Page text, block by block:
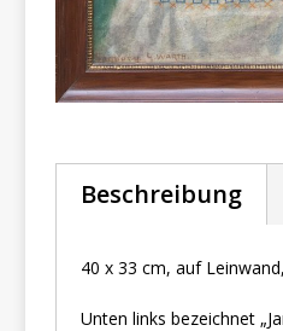
Beschreibung
40 x 33 cm, auf
Unten links bezeichnet